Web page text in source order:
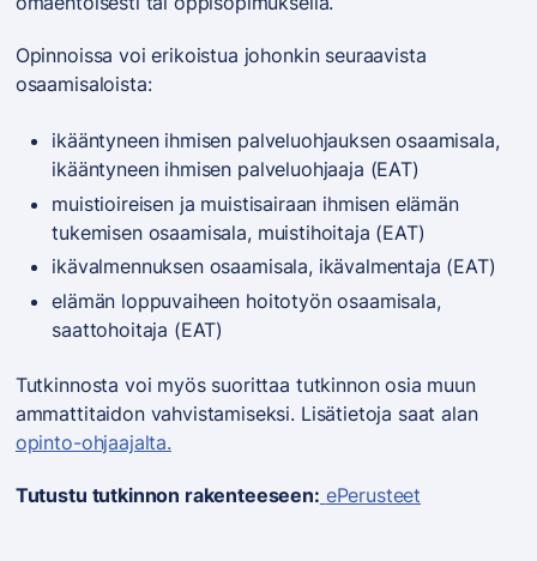
Opinnoissa voi erikoistua johonkin seuraavista
osaamisaloista:
ikääntyneen ihmisen palveluohjauksen osaamisala,
ikääntyneen ihmisen palveluohjaaja (EAT)
muistioireisen ja muistisairaan ihmisen elämän
tukemisen osaamisala, muistihoitaja (EAT)
ikävalmennuksen osaamisala, ikävalmentaja (EAT)
elämän loppuvaiheen hoitotyön osaamisala,
saattohoitaja (EAT)
Tutkinnosta voi myös suorittaa tutkinnon osia muun
ammattitaidon vahvistamiseksi. Lisätietoja saat alan
opinto-ohjaajalta.
Tutustu tutkinnon rakenteeseen: ePerusteet